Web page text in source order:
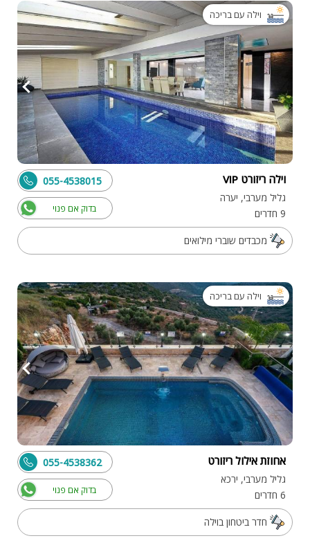
וילה עם בריכה
וילה ריזורט VIP
גליל מערבי, יערה
9 חדרים
בדוק אם פנוי
055-4538015
מכבדים שוברי מילואים
וילה עם בריכה
אחוזת אילול ריזורט
גליל מערבי, ירכא
6 חדרים
בדוק אם פנוי
055-4538362
חדר ביטחון בוילה